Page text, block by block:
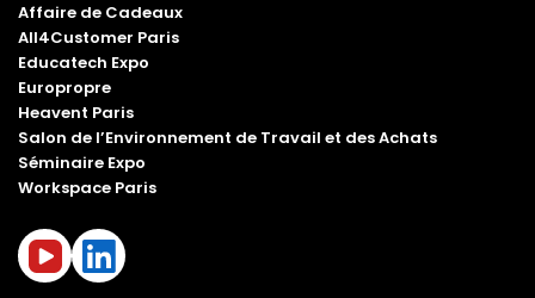
Affaire de Cadeaux
All4Customer Paris
Educatech Expo
Europropre
Heavent Paris
Salon de l’Environnement de Travail et des Achats
Séminaire Expo
Workspace Paris